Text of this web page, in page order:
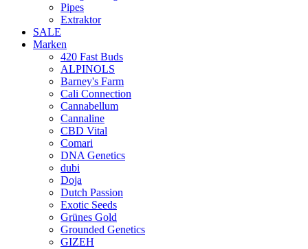
Pipes
Extraktor
SALE
Marken
420 Fast Buds
ALPINOLS
Barney's Farm
Cali Connection
Cannabellum
Cannaline
CBD Vital
Comari
DNA Genetics
dubi
Doja
Dutch Passion
Exotic Seeds
Grünes Gold
Grounded Genetics
GIZEH